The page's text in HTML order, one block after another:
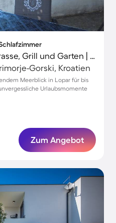
Tolle Wohnung mit Terrasse, Grill und Garten | Meerblick
Gorski, Kroatien
Meerblick in Lopar für bis
Urlaubsmomente
Zum Angebot